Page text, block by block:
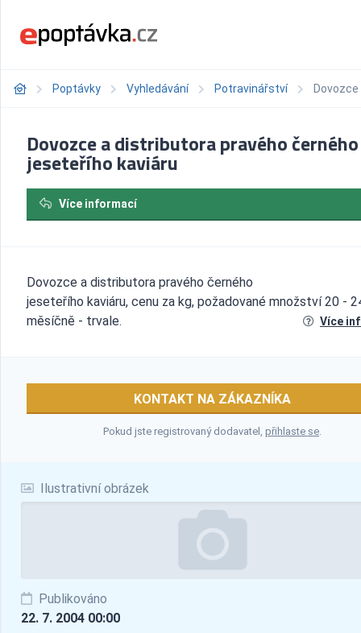
Poptávky Vyhledávání Potravinářství
Ilustrativní obrázek
Publikováno
22. 7. 2004 00:00
Dovozce a distributora pravého černého
jeseteřího kaviáru
Více informací
Dovozce a distributora pravého černého
jeseteřího kaviáru, cenu za kg, požadované množství 20 -
měsíčně - trvale.
Více
KONTAKT NA ZÁKAZNÍKA
Pokud jste registrovaný dodavatel, přihlaste se.